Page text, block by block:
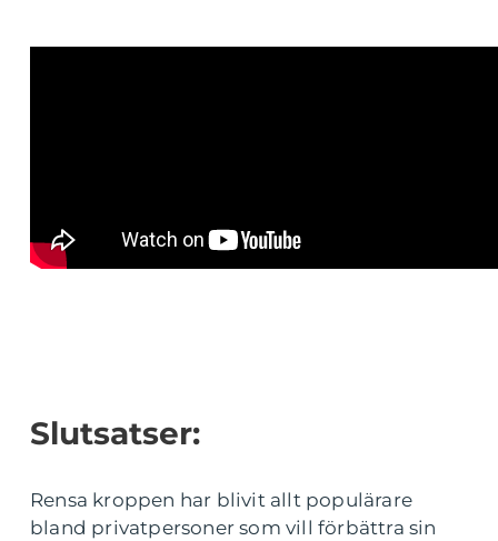
Slutsatser:
Rensa kroppen har blivit allt populärare
bland privatpersoner som vill förbättra sin